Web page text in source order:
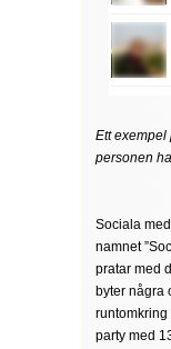
Ett exempel
personen
Sociala
namnet
pratar med
byter några
runtomkring
party med